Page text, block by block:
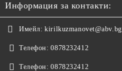
Информация за контакти:
Имейл: kirilkuzmanovet@abv.bg
Телефон: 0878232412
Телефон: 0878232412